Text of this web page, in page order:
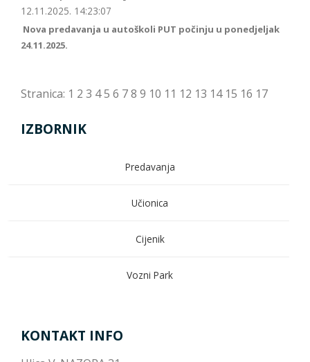
12.11.2025. 14:23:07
Nova predavanja u autoškoli PUT počinju u ponedjeljak
24.11.2025.
Stranica: 1 2 3 45 6 78 9 10 11 12 13 14 15 16 17
IZBORNIK
Predavanja
Učionica
Cijenik
Vozni Park
KONTAKT INFO